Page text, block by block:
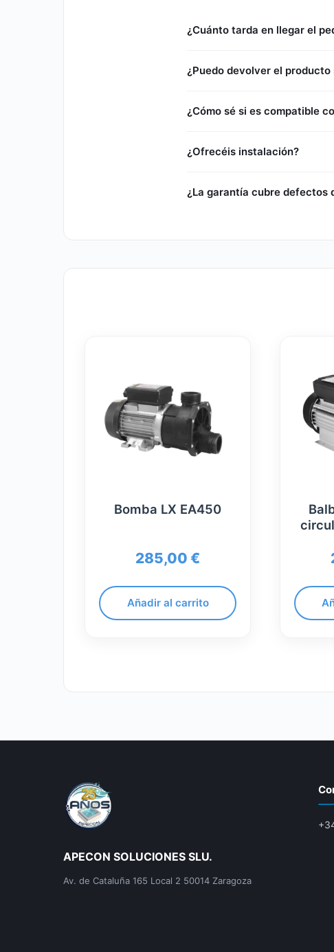
¿Cuánto tarda en llegar el
¿Puedo devolver el producto
¿Cómo sé si es compatible
¿Ofrecéis instalación?
¿La garantía cubre defectos
Bomba LX EA450
285,00€
Añadir al carrito
APECON SOLUCIONES SLU.
Av. de Cataluña 165 Local 2 50014 Zaragoza